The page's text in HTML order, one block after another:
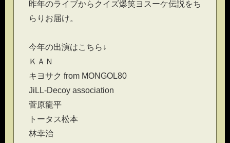
昨年のライブからクイズ爆笑ヨスーケ伝説をち
らりお届け。
今年の出演はこちら↓
ＫＡＮ
キヨサク from MONGOL80
JiLL-Decoy association
菅原龍平
トータス松本
林幸治